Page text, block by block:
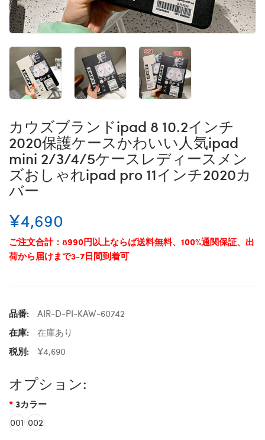
カウズブランドipad 8 10.2インチ
2020保護ケースかわいい人気ipad
mini 2/3/4/5ケースレディースメン
ズおしゃれipad pro 11インチ2020カ
バー
¥4,690
ご注文合計：8990円以上ならば送料無料、100%通関保証、出
荷から届けまで3-7日間到着可
品番:
AIR-D-PI-KAW-60742
在庫:
在庫あり
税別:
¥4,690
オプション:
3カラー
001 002